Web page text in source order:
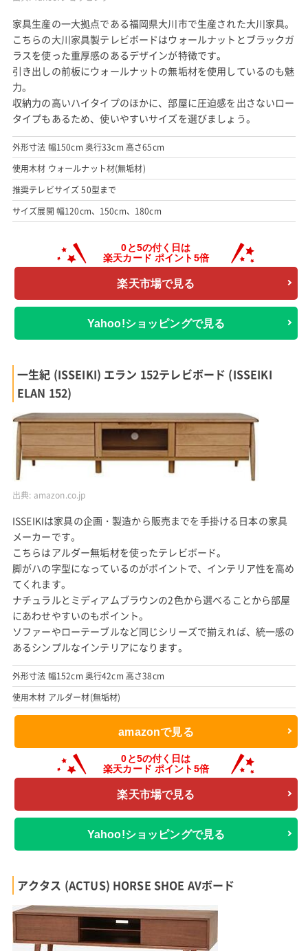
家具生産の一大拠点である福岡県大川市で生産された大川家具。
こちらの大川家具製テレビボードはウォールナットとブラックガ
ラスを使った重厚感のあるデザインが特徴です。
引き出しの前板にウォールナットの無垢材を使用しているのも魅
力。
収納力の高いハイタイプのほかに、部屋に圧迫感を出さないロー
タイプもあるため、使いやすいサイズを選びましょう。
外形寸法 幅150cm 奥行33cm 高さ65cm
使用木材 ウォールナット材(無垢材)
推奨テレビサイズ 50型まで
サイズ展開 幅120cm、150cm、180cm
楽天市場で見る
Yahoo!ショッピングで見る
一生紀 (ISSEIKI) エラン 152テレビボード (ISSEIKI
ELAN 152)
出典: amazon.co.jp
ISSEIKIは家具の企画・製造から販売までを手掛ける日本の家具
メーカーです。
こちらはアルダー無垢材を使ったテレビボード。
脚がハの字型になっているのがポイントで、インテリア性を高め
てくれます。
ナチュラルとミディアムブラウンの2色から選べることから部屋
にあわせやすいのもポイント。
ソファーやローテーブルなど同じシリーズで揃えれば、統一感の
あるシンプルなインテリアになります。
外形寸法 幅152cm 奥行42cm 高さ38cm
使用木材 アルダー材(無垢材)
amazonで見る
楽天市場で見る
Yahoo!ショッピングで見る
アクタス (ACTUS) HORSE SHOE AVボード